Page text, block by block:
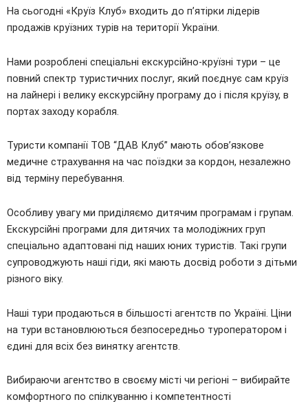
На сьогодні «Круїз Клуб» входить до п’ятірки лідерів
продажів круїзних турів на території України.
Нами розроблені спеціальні екскурсійно-круїзні тури – це
повний спектр туристичних послуг, який поєднує сам круїз
на лайнері і велику екскурсійну програму до і після круїзу, в
портах заходу корабля.
Туристи компанії ТОВ “ДАВ Клуб” мають обов’язкове
медичне страхування на час поїздки за кордон, незалежно
від терміну перебування.
Особливу увагу ми приділяємо дитячим програмам і групам.
Екскурсійні програми для дитячих та молодіжних груп
спеціально адаптовані під наших юних туристів. Такі групи
супроводжують наші гіди, які мають досвід роботи з дітьми
різного віку.
Наші тури продаються в більшості агентств по Україні. Ціни
на тури встановлюються безпосередньо туроператором і
єдині для всіх без винятку агентств.
Вибираючи агентство в своєму місті чи регіоні – вибирайте
комфортного по спілкуванню і компетентності